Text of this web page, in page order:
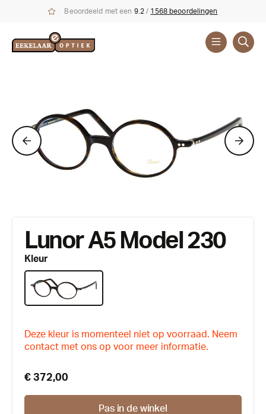
Beoordeeld met een 9.2 / 1568 beoordelingen
Lunor A5 Model 230
Kleur
Deze kleur is momenteel niet op voorraad. Neem
contact met ons op voor meer informatie.
€ 372,00
Pas in de winkel